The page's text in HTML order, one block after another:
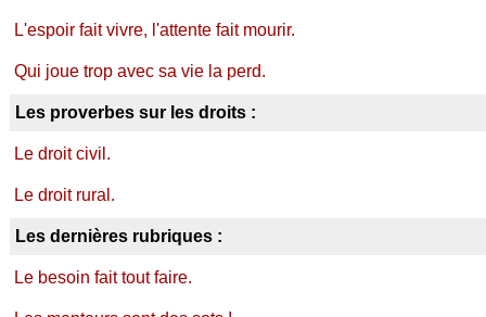
L'espoir fait vivre, l'attente fait mourir.
Qui joue trop avec sa vie la perd.
Les proverbes sur les droits :
Le droit civil.
Le droit rural.
Les dernières rubriques :
Le besoin fait tout faire.